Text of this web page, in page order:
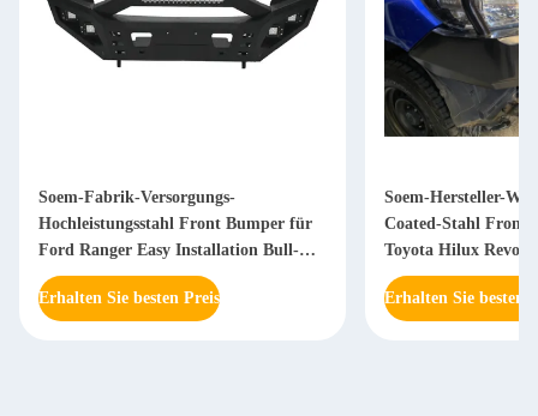
Soem-Fabrik-Versorgungs-
Hochleistungsstahl Front Bumper für
Ford Ranger Easy Installation Bull-
Stange
Erhalten Sie besten Preis
Soem-Hersteller-
Coated-Stahl Front
Toyota Hilux Revo
Np 300 D40
Erhalten Sie besten